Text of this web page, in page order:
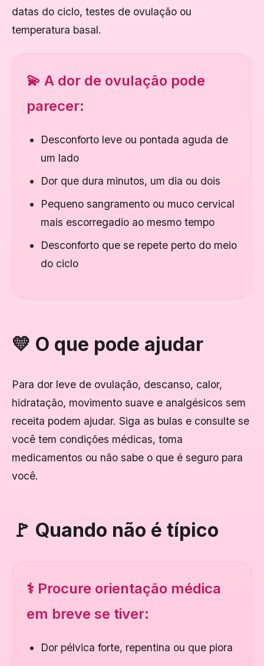
datas do ciclo, testes de ovulação ou
temperatura basal.
💫 A dor de ovulação pode
parecer:
Desconforto leve ou pontada aguda de
um lado
Dor que dura minutos, um dia ou dois
Pequeno sangramento ou muco cervical
mais escorregadio ao mesmo tempo
Desconforto que se repete perto do meio
do ciclo
💛 O que pode ajudar
Para dor leve de ovulação, descanso, calor,
hidratação, movimento suave e analgésicos sem
receita podem ajudar. Siga as bulas e consulte se
você tem condições médicas, toma
medicamentos ou não sabe o que é seguro para
você.
🚩 Quando não é típico
⚕️ Procure orientação médica
em breve se tiver:
Dor pélvica forte, repentina ou que piora